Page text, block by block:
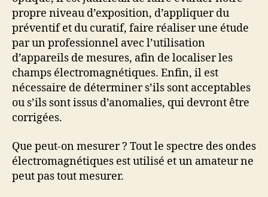
propre niveau d’exposition, d’appliquer du
préventif et du curatif, faire réaliser une étude
par un professionnel avec l’utilisation
d’appareils de mesures, afin de localiser les
champs électromagnétiques. Enfin, il est
nécessaire de déterminer s’ils sont acceptables
ou s’ils sont issus d’anomalies, qui devront être
corrigées.
Que peut-on mesurer ? Tout le spectre des ondes
électromagnétiques est utilisé et un amateur ne
peut pas tout mesurer.